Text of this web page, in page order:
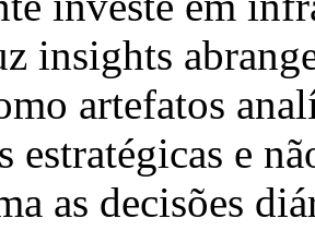
insights
artefatos
estratégicas e
as decisões